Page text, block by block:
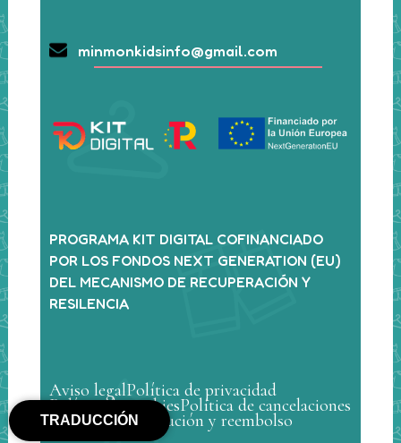
minmonkidsinfo@gmail.com
PROGRAMA KIT DIGITAL COFINANCIADO
POR LOS FONDOS NEXT GENERATION (EU)
DEL MECANISMO DE RECUPERACIÓN Y
RESILENCIA
Aviso legalPolítica de privacidad
Política de cookiesPolítica de cancelaciones
Política de devolución y reembolso
TRADUCCIÓN